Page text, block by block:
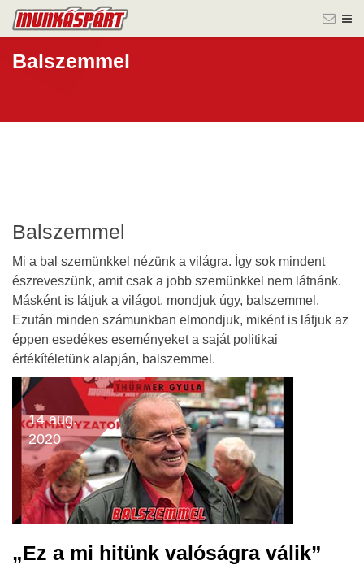
Balszemmel
Balszemmel
Mi a bal szemünkkel nézünk a világra. Így sok mindent
észreveszünk, amit csak a jobb szemünkkel nem látnánk.
Másként is látjuk a világot, mondjuk úgy, balszemmel.
Ezután minden számunkban elmondjuk, miként is látjuk az
éppen esedékes eseményeket a saját politikai
értékítéletünk alapján, balszemmel.
14 aug.
2020
„Ez a mi hitünk valóságra válik”